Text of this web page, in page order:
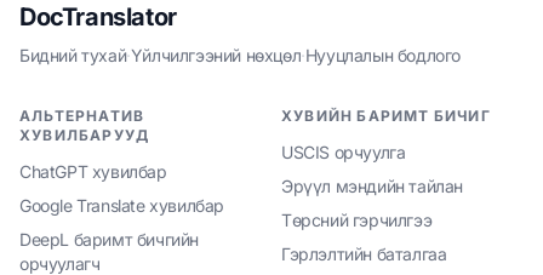
DocTranslator
Бидний тухай·Үйлчилгээний нөхцөл·Нууцлалын бодлого
АЛЬТЕРНАТИВ
ХУВИЛБАРУУД
ChatGPT хувилбар
Google Translate хувилбар
DeepL баримт бичгийн
орчуулагч
ХУВИЙН БАРИМТ БИЧИГ
USCIS орчуулга
Эрүүл мэндийн тайлан
Төрсний гэрчилгээ
Гэрлэлтийн баталгаа